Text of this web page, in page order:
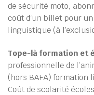
de sécurité moto,
coût d’un billet pour
linguistique (à
Tope-là formation et
professionnelle de
(hors BAFA) formation
Coût de scolarité